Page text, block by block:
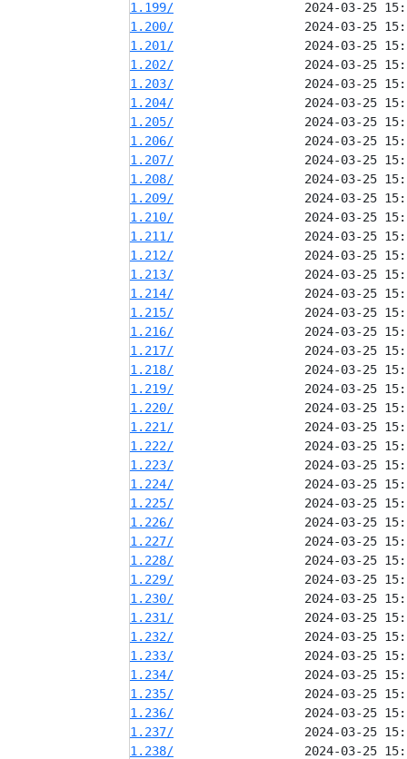
1.199/
1.200/
1.201/
1.202/
1.203/
1.204/
1.205/
1.206/
1.207/
1.208/
1.209/
1.210/
1.211/
1.212/
1.213/
1.214/
1.215/
1.216/
1.217/
1.218/
1.219/
1.220/
1.221/
1.222/
1.223/
1.224/
1.225/
1.226/
1.227/
1.228/
1.229/
1.230/
1.231/
1.232/
1.233/
1.234/
1.235/
1.236/
1.237/
1.238/